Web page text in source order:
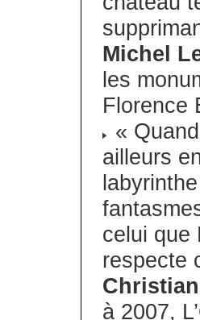
Michel
les
Florence
«
ailleurs
celui que
respecte
à 2007,